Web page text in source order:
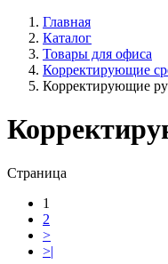
Главная
Каталог
Товары для офиса
Корректирующие
Корректирующие
Страница
1
2
>
>|